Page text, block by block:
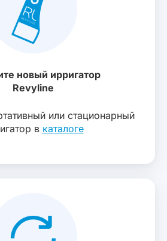
новый ирригатор
Revyline
или стационарный
в каталоге